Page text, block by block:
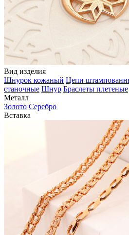
Вид изделия
Шнурок кожаный Цепи
станочные Шнур Браслеты плетеные
Металл
Золото Серебро
Вставка